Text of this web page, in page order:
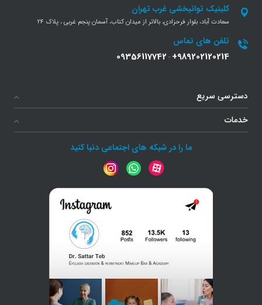
کلینیک توانبخشی غرب تهران
سعادت آباد، بلوار فرحزادی، بالاتر از میدان کتاب، آسمان پنجم غربی ، پلاک 24
تلفن های تماس
+989202120214
-
09356117742
دسترسی سریع
خدمات
ما را در شبکه های اجتماعی دنبا کنید